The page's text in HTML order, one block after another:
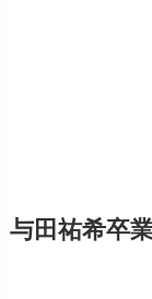
与田祐希卒